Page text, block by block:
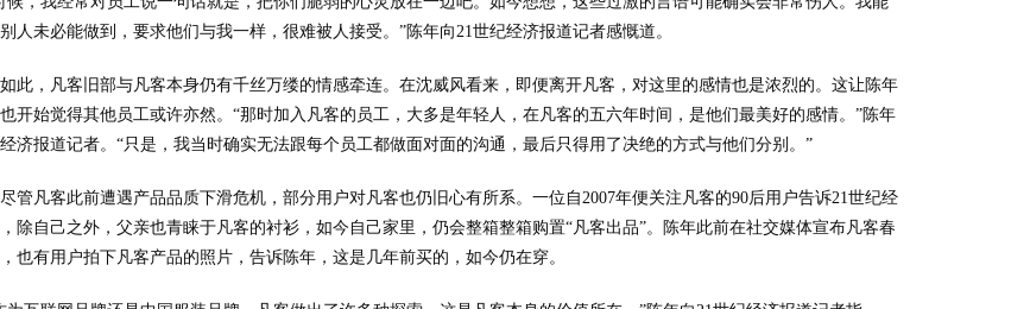
人未必能做到，要求他们与我一样，很难被人接受。”陈年向21世纪经济报道记者感慨道。
此，凡客旧部与凡客本身仍有千丝万缕的情感牵连。在沈威风看来，即便离开凡客，对这里的感情也是浓烈的。这让陈年
开始觉得其他员工或许亦然。“那时加入凡客的员工，大多是年轻人，在凡客的五六年时间，是他们最美好的感情。”陈年
济报道记者。“只是，我当时确实无法跟每个员工都做面对面的沟通，最后只得用了决绝的方式与他们分别。”
管凡客此前遭遇产品品质下滑危机，部分用户对凡客也仍旧心有所系。一位自2007年便关注凡客的90后用户告诉21世纪经
除自己之外，父亲也青睐于凡客的衬衫，如今自己家里，仍会整箱整箱购置“凡客出品”。陈年此前在社交媒体宣布凡客春
也有用户拍下凡客产品的照片，告诉陈年，这是几年前买的，如今仍在穿。